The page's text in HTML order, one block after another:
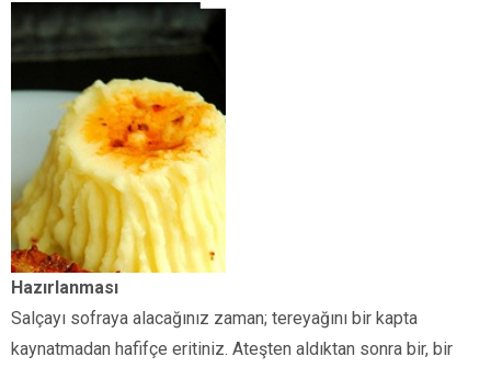
Hazırlanması
Salçayı sofraya alacağınız zaman; tereyağını bir kapta
kaynatmadan hafifçe eritiniz. Ateşten aldıktan sonra bir, bir